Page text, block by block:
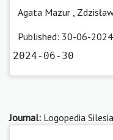
Agata Mazur
Published: 30-06-
2024-06-30
Journal: Logopedia